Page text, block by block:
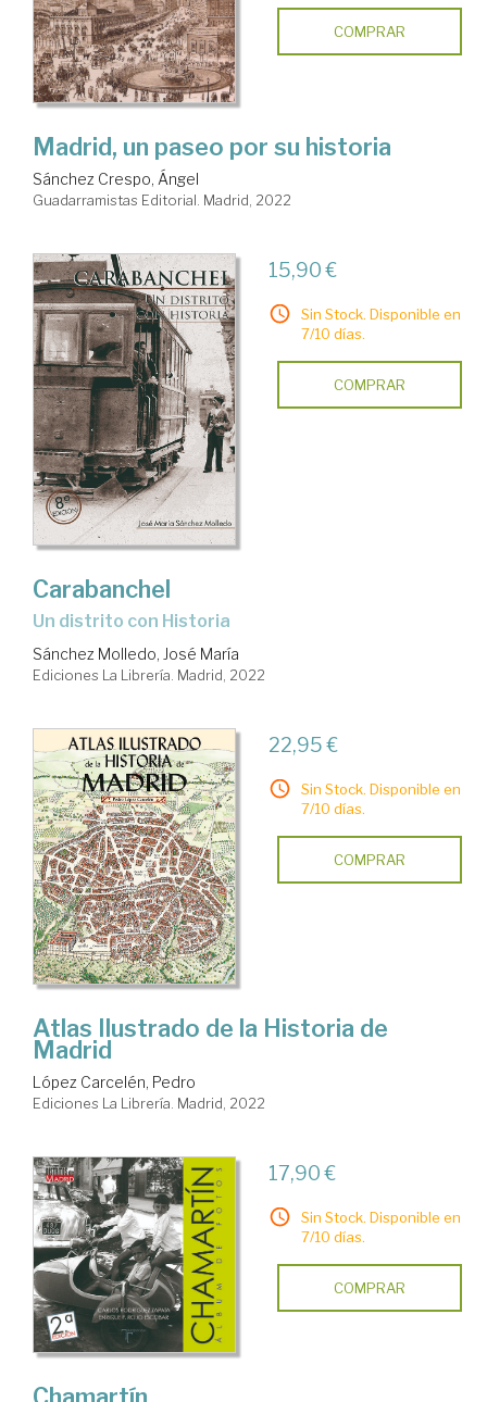
COMPRAR
Madrid, un paseo por su historia
Sánchez Crespo, Ángel
Guadarramistas Editorial. Madrid, 2022
15,90 €
Sin Stock. Disponible en
7/10 días.
COMPRAR
Carabanchel
un distrito con Historia
Sánchez Molledo, José María
Ediciones La Librería. Madrid, 2022
22,95 €
Sin Stock. Disponible en
7/10 días.
COMPRAR
Atlas Ilustrado de la Historia de
Madrid
López Carcelén, Pedro
Ediciones La Librería. Madrid, 2022
17,90 €
Sin Stock. Disponible en
7/10 días.
COMPRAR